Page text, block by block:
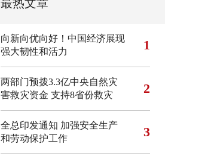
最热文章
向新向优向好！中国经济展现
强大韧性和活力
1
两部门预拨3.3亿中央自然灾
害救灾资金 支持8省份救灾
2
全总印发通知 加强安全生产
和劳动保护工作
3